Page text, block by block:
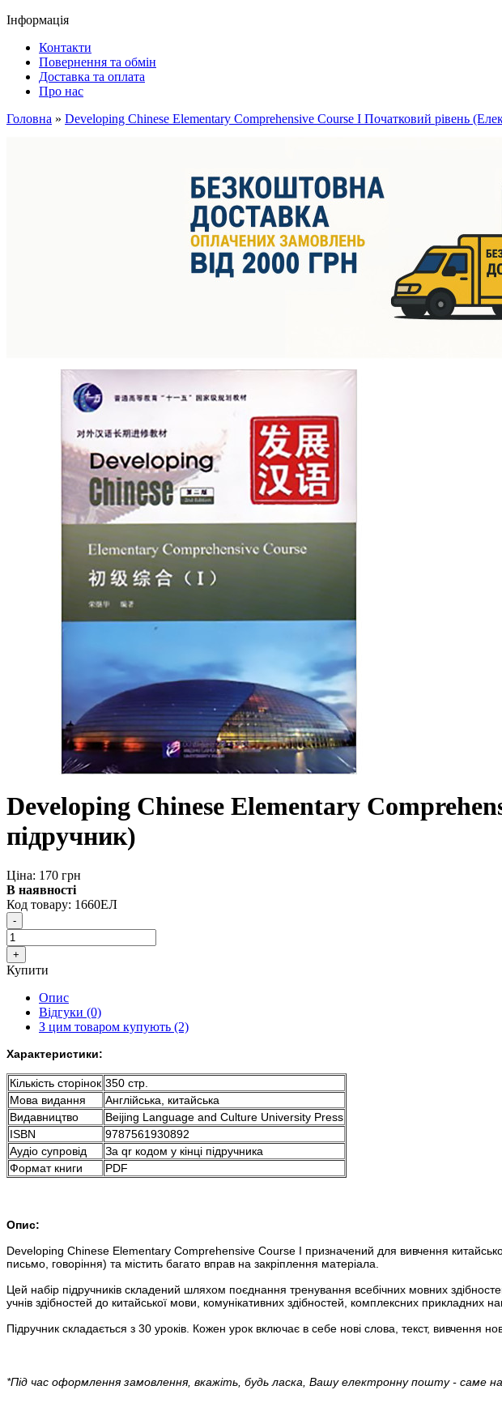
Інформація
Контакти
Повернення та обмін
Доставка та оплата
Про нас
Головна » Developing Chinese Elementary Comprehensive Course I Початковий рівень
Developing Chinese Elementary
підручник)
Ціна: 170 грн
В наявності
Код товару: 1660ЕЛ
Купити
Опис
Відгуки (0)
З цим товаром купують (2)
Характеристики:
Кількість сторінок 350 стр.
Мова видання
Англійська, китайська
Видавництво
Beijing Language and Culture University Press
ISBN
9787561930892
Аудіо супровід
За qr кодом у кінці підручника
Формат книги
PDF
Опис:
Developing Chinese Elementary Comprehensive Course I призначений для вивчення
письмо, говоріння) та містить багато вправ на закріплення матеріала.
Цей набір підручників складений шляхом поєднання тренування всебічних мовних
учнів здібностей до китайської мови, комунікативних здібностей, комплексних прикладних
Підручник складається з 30 уроків. Кожен урок включає в себе нові слова, текст, вивчення
*Під час оформлення замовлення, вкажіть, будь ласка, Вашу електронну пошту - саме на